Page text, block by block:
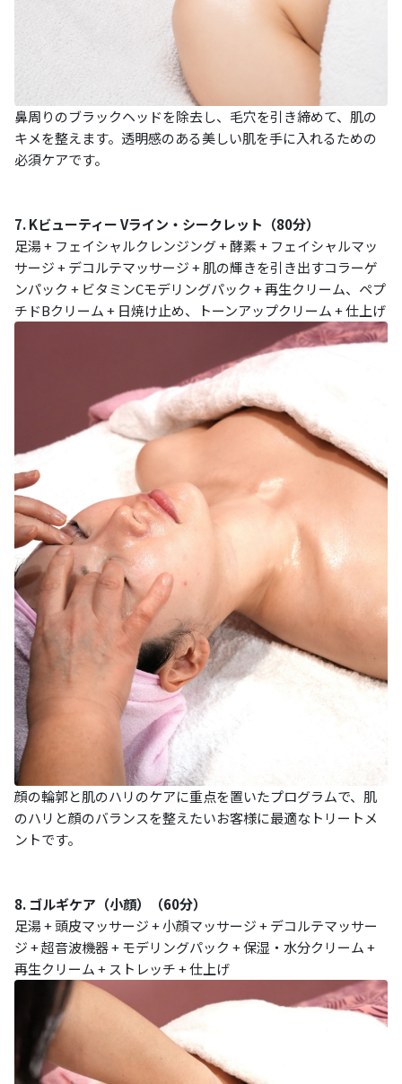
鼻周りのブラックヘッドを除去し、毛穴を引き締めて、肌の
キメを整えます。透明感のある美しい肌を手に入れるための
必須ケアです。
7. Kビューティー Vライン・シークレット（80分）
足湯 + フェイシャルクレンジング + 酵素 + フェイシャルマッ
サージ + デコルテマッサージ + 肌の輝きを引き出すコラーゲ
ンパック + ビタミンCモデリングパック + 再生クリーム、ペプ
チドBクリーム + 日焼け止め、トーンアップクリーム + 仕上げ
顔の輪郭と肌のハリのケアに重点を置いたプログラムで、肌
のハリと顔のバランスを整えたいお客様に最適なトリートメ
ントです。
8. ゴルギケア（小顔）（60分）
足湯 + 頭皮マッサージ + 小顔マッサージ + デコルテマッサー
ジ + 超音波機器 + モデリングパック + 保湿・水分クリーム +
再生クリーム + ストレッチ + 仕上げ